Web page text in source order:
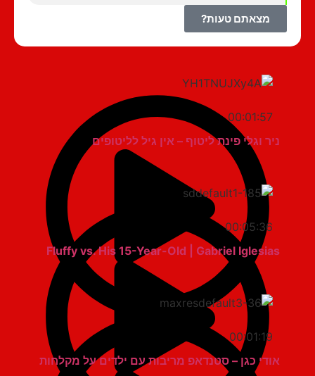
מצאתם טעות?
00:01:57
ניר וגלי פינת ליטוף – אין גיל לליטופים
00:05:36
Fluffy vs. His 15-Year-Old | Gabriel Iglesias
00:01:19
אודי כגן – סטנדאפ מריבות עם ילדים על מקלחות